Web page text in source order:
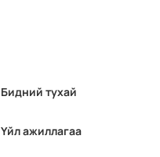
Бидний тухай
Үйл ажиллагаа